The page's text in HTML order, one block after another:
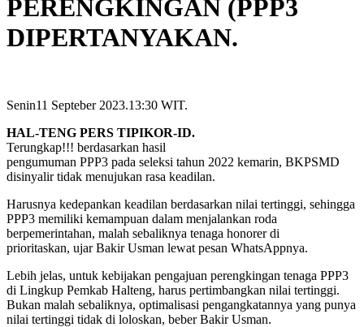
PERENGKINGAN (PPP3
DIPERTANYAKAN.
Senin11 Septeber 2023.13:30 WIT.
HAL-TENG PERS TIPIKOR-ID.
Terungkap!!! berdasarkan hasil
pengumuman PPP3 pada seleksi tahun 2022 kemarin, BKPSMD
disinyalir tidak menujukan rasa keadilan.
Harusnya kedepankan keadilan berdasarkan nilai tertinggi, sehingga
PPP3 memiliki kemampuan dalam menjalankan roda
berpemerintahan, malah sebaliknya tenaga honorer di
prioritaskan, ujar Bakir Usman lewat pesan WhatsAppnya.
Lebih jelas, untuk kebijakan pengajuan perengkingan tenaga PPP3
di Lingkup Pemkab Halteng, harus pertimbangkan nilai tertinggi.
Bukan malah sebaliknya, optimalisasi pengangkatannya yang punya
nilai tertinggi tidak di loloskan, beber Bakir Usman.